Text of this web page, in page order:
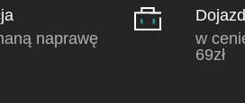
naprawę
w
69zł